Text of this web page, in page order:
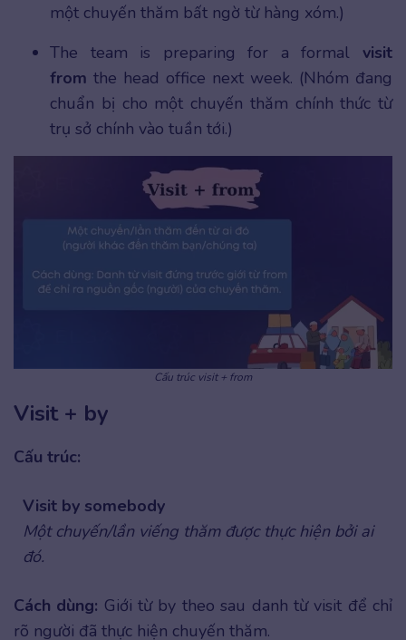
một chuyến thăm bất ngờ từ hàng xóm.)
The team is preparing for a formal visit
from the head office next week. (Nhóm đang
chuẩn bị cho một chuyến thăm chính thức từ
trụ sở chính vào tuần tới.)
Cấu trúc visit + from
Visit + by
Cấu trúc:
Visit by somebody
Một chuyến/lần viếng thăm được thực hiện bởi ai
đó.
Cách dùng: Giới từ by theo sau danh từ visit để chỉ
rõ người đã thực hiện chuyến thăm.